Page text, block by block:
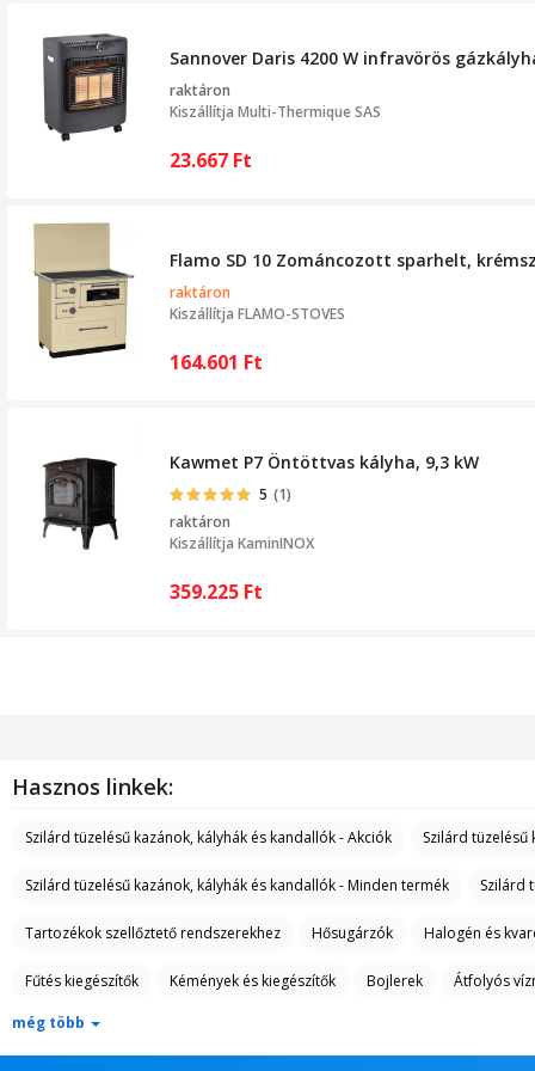
Sannover Daris 4200 W infravörös
raktáron
Kiszállítja Multi-Thermique SAS
23.667 Ft
Flamo SD 10 Zománcozott sparhelt,
raktáron
Kiszállítja FLAMO-STOVES
164.601 Ft
Kawmet P7 Öntöttvas kályha, 9,3 kW
5 (1)
raktáron
Kiszállítja KaminINOX
359.225 Ft
Hasznos linkek:
Szilárd tüzelésű kazánok, kályhák és kandallók - Akciók Szilárd tüzelésű
Szilárd tüzelésű kazánok, kályhák és kandallók - Minden termék Szilárd
Tartozékok szellőztető rendszerekhez Hősugárzók Halogén és
Fűtés kiegészítők Kémények és kiegészítők Bojlerek Átfolyós
A kategóriáról:
még több